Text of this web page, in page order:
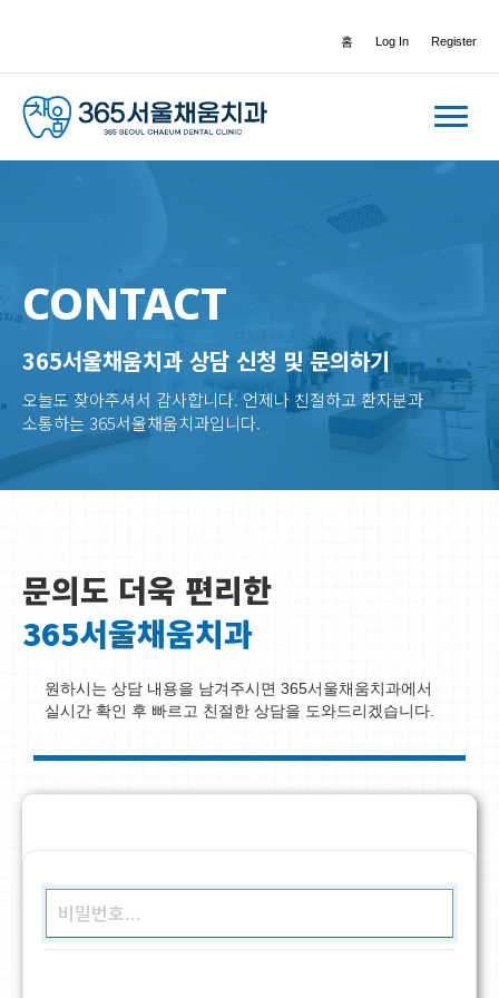
홈 Log In Register
CONTACT
365서울채움치과 상담 신청 및 문의하기
오늘도 찾아주셔서 감사합니다. 언제나 친절하고 환자분과
소통하는 365서울채움치과입니다.
문의도 더욱 편리한
365서울채움치과
원하시는 상담 내용을 남겨주시면 365서울채움치과에서
실시간 확인 후 빠르고 친절한 상담을 도와드리겠습니다.